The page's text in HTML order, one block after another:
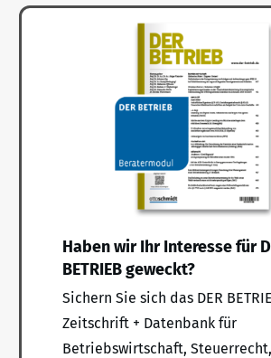
Haben wir Ihr Interesse für
BETRIEB geweckt?
Sichern Sie sich das DER
Zeitschrift + Datenbank für
Betriebswirtschaft, Steuerrecht,